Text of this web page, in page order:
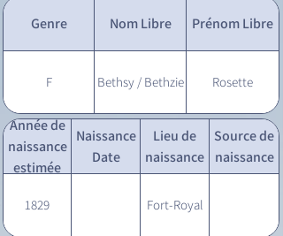
Genre Nom Libre Prénom Libre
F Bethsy / Bethzie Rosette
Année de
naissance
estimée
Naissance
Date
Lieu de
naissance
Source de
naissance
1829 Fort-Royal